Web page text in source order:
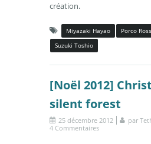
création.
Miyazaki Hayao Porco
Suzuki Toshio
[Noël 2012]
silent forest
25 décembre 2012 par
4 Commentaires